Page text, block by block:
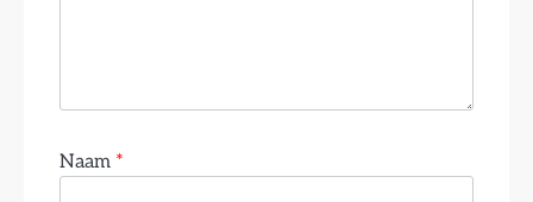
Naam *